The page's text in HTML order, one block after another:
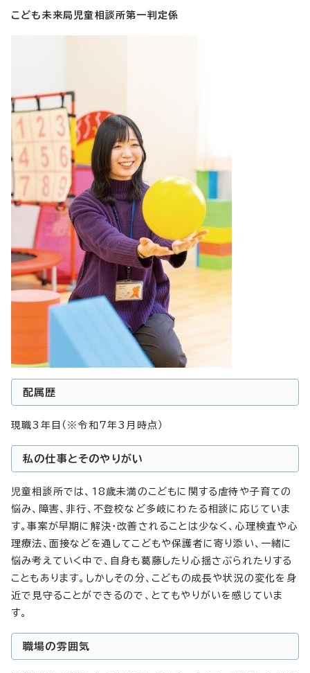
こども未来局児童相談所第一判定係
配属歴
現職3年目（※令和7年3月時点）
私の仕事とそのやりがい
児童相談所では、18歳未満のこどもに関する虐待や子育ての
悩み、障害、非行、不登校など多岐にわたる相談に応じていま
す。事案が早期に解決・改善されることは少なく、心理検査や心
理療法、面接などを通してこどもや保護者に寄り添い、一緒に
悩み考えていく中で、自身も葛藤したり心揺さぶられたりする
こともあります。しかしその分、こどもの成長や状況の変化を身
近で見守ることができるので、とてもやりがいを感じていま
す。
職場の雰囲気